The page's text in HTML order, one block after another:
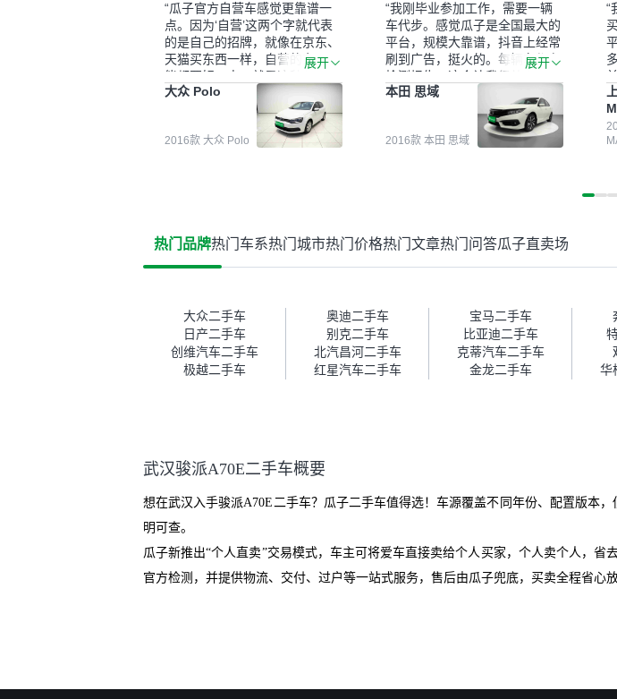
“瓜子官方自营车感觉更靠谱一
点。因为‘自营’这两个字就代表
的是自己的招牌，就像在京东、
天猫买东西一样，自营的东西可
能都要好一点。就是这种刻板印
象吧。一开始买二手车的时候，
我确实有担心过事故车、泡水车
这些问题。瓜子的检测报告其实
并不能完全打消顾虑，因为我也
果跟你们的报告是符合的，所以
这次车况没问题。购车流程挺快
车。去之前我提前跟交接人员说
好，到了之后要当着我的面再做
一次复检，你们也安排了师傅，
服务可以，速度很快。体验下来
自营车的感觉是要比个人车好一
我协商，主动权在平台手里。”
展开
大众 Polo
2016款 大众 Polo
“我刚毕业参加工作，需要一辆
车代步。感觉瓜子是全国最大的
平台，规模大靠谱，抖音上经常
刷到广告，挺火的。每辆车都有
检测报告，这个让我很放心。去
外面买车全凭卖家一张嘴，不敢
买。我买了本田思域，白色，过
户次数少，公里数符合，虽然价
格比我心理预期略高一点，但瓜
价格比车商那便宜，车况也有检
展开
本田 思域
2016款 本田 思域
“
热门品牌热门车系热门城市热门价格热门文章热门问答瓜子直卖场
大众二手车 奥迪二手车 宝马二手车
日产二手车
别克二手车 比亚迪二手车
创维汽车二手车
北汽昌河二手车 克蒂汽车二手车
极越二手车
红星汽车二手车 金龙二手车 华
武汉骏派A70E二手车概要
想在武汉入手骏派A70E二手车？瓜子二手车值得选！车源覆盖不同年份、配置版本
明可查。
瓜子新推出“个人直卖”交易模式，车主可将爱车直接卖给个人买家，个人卖个人，
官方检测，并提供物流、交付、过户等一站式服务，售后由瓜子兜底，买卖全程省心放